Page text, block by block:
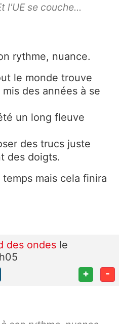
l'UE se couche...
rythme, nuance.
le monde trouve
des années à se
un long fleuve
des trucs juste
des doigts.
mais cela finira
des ondes le
+ -